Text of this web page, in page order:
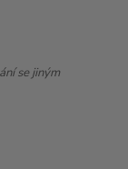
se jiným